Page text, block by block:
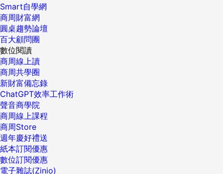
Smart自學網
商周財富網
圓桌趨勢論壇
百大顧問團
數位閱讀
商周線上讀
商周共學圈
新財富備忘錄
ChatGPT效率工作術
聲音商學院
商周線上課程
商周Store
週年慶好禮送
紙本訂閱優惠
數位訂閱優惠
電子雜誌(Zinio)